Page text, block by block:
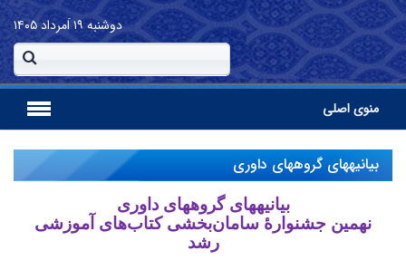
دوشنبه ۱۹ اَمرداد ۱۴۰۵
منوی اصلی
بیانیه‏های گروه‏های داوری
بیانیه‏های گروه‏های داوری
نهمین جشنوارۀ سامانبخشی کتابهای آموزشی
رشد